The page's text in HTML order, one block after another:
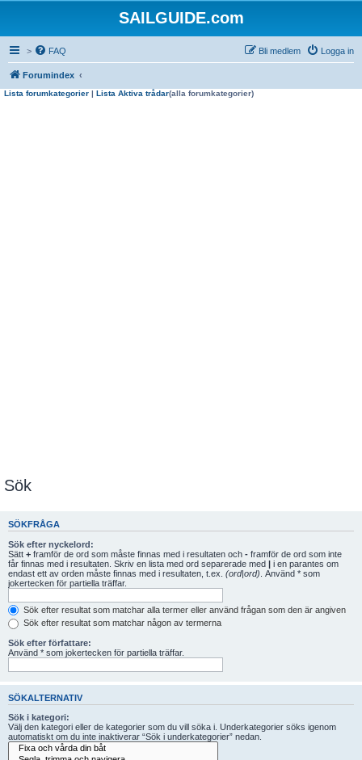
SAILGUIDE.com
> FAQ Logga in
Bli medlem
Forumindex
Lista forumkategorier | Lista Aktiva trådar(alla forumkategorier)
Sök
SÖKFRÅGA
Sök efter nyckelord:
Sätt + framför de ord som måste finnas med i resultaten och - framför de ord som inte
får finnas med i resultaten. Skriv en lista med ord separerade med | i en parantes om
endast ett av orden måste finnas med i resultaten, t.ex. (ord|ord) . Använd * som
jokertecken för partiella träffar.
Sök efter resultat som matchar alla termer eller använd frågan som den är angiven
Sök efter resultat som matchar någon av termerna
Sök efter författare:
Använd * som jokertecken för partiella träffar.
SÖKALTERNATIV
Sök i kategori:
Välj den kategori eller de kategorier som du vill söka i. Underkategorier söks igenom
automatiskt om du inte inaktiverar “Sök i underkategorier” nedan.